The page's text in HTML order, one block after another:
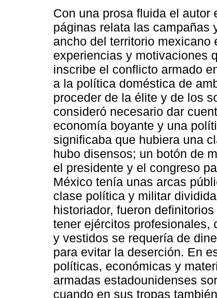
Con una prosa fluida el autor
páginas relata las campañas
ancho del territorio mexicano
experiencias y motivaciones
inscribe el conflicto armado
a la política doméstica de
proceder de la élite y de los
consideró necesario dar
economía boyante y una
significaba que hubiera una
hubo disensos; un botón de
el presidente y el congreso
México tenía unas arcas
clase política y militar
historiador, fueron
tener ejércitos profesionales,
y vestidos se requería de
para evitar la deserción. En
políticas, económicas y
armadas estadounidenses
cuando en sus tropas